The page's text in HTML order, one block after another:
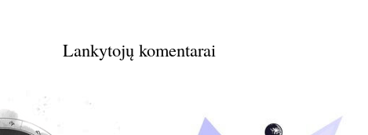
Lankytojų komentarai